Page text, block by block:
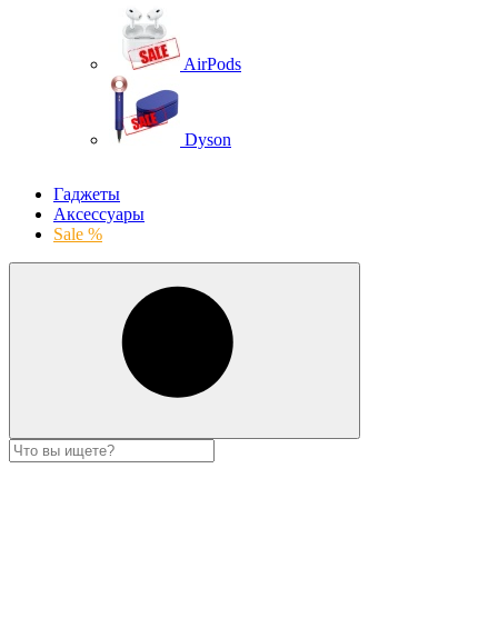
AirPods
Dyson
Гаджеты
Аксессуары
Sale %